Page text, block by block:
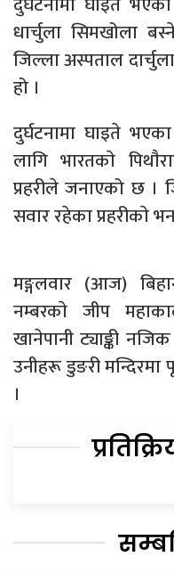
धार्चुला सिमखोला
जिल्ला अस्पताल
हो ।
दुर्घटनामा घाइते
लागि भारतकाे
प्रहरीले जनाएको छ ।
सवार रहेका प्रहरीकाे
मङ्गलवार (आज)
नम्बरकाे जीप
खानेपानी ट्याङ्की
उनीहरू डुङरी
।